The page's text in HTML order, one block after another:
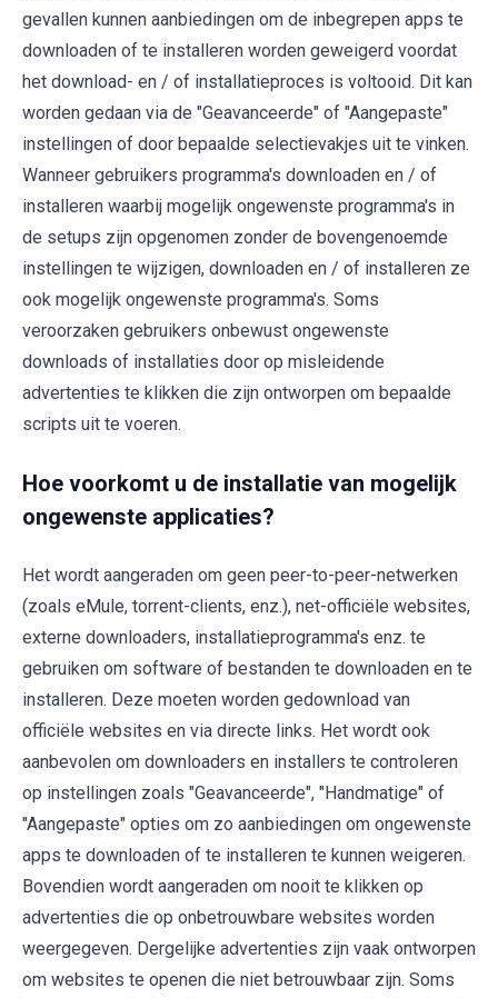
gevallen kunnen aanbiedingen om de inbegrepen apps te
downloaden of te installeren worden geweigerd voordat
het download- en / of installatieproces is voltooid. Dit kan
worden gedaan via de "Geavanceerde" of "Aangepaste"
instellingen of door bepaalde selectievakjes uit te vinken.
Wanneer gebruikers programma's downloaden en / of
installeren waarbij mogelijk ongewenste programma's in
de setups zijn opgenomen zonder de bovengenoemde
instellingen te wijzigen, downloaden en / of installeren ze
ook mogelijk ongewenste programma's. Soms
veroorzaken gebruikers onbewust ongewenste
downloads of installaties door op misleidende
advertenties te klikken die zijn ontworpen om bepaalde
scripts uit te voeren.
Hoe voorkomt u de installatie van mogelijk
ongewenste applicaties?
Het wordt aangeraden om geen peer-to-peer-netwerken
(zoals eMule, torrent-clients, enz.), net-officiële websites,
externe downloaders, installatieprogramma's enz. te
gebruiken om software of bestanden te downloaden en te
installeren. Deze moeten worden gedownload van
officiële websites en via directe links. Het wordt ook
aanbevolen om downloaders en installers te controleren
op instellingen zoals "Geavanceerde", "Handmatige" of
"Aangepaste" opties om zo aanbiedingen om ongewenste
apps te downloaden of te installeren te kunnen weigeren.
Bovendien wordt aangeraden om nooit te klikken op
advertenties die op onbetrouwbare websites worden
weergegeven. Dergelijke advertenties zijn vaak ontworpen
om websites te openen die niet betrouwbaar zijn. Soms